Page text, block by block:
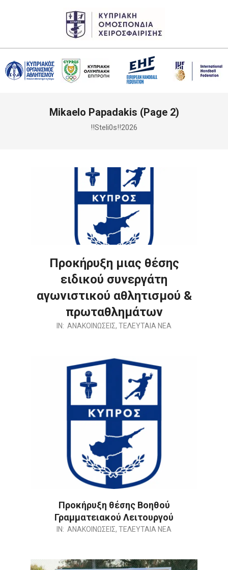
CHF
Mikaelo Papadakis (Page 2)
!!Steli0s!!2026
Προκήρυξη μιας θέσης
ειδικού συνεργάτη
αγωνιστικού αθλητισμού &
πρωταθλημάτων
IN: ΑΝΑΚΟΙΝΩΣΕΙΣ, ΤΕΛΕΥΤΑΙΑ ΝΕΑ
Προκήρυξη θέσης Βοηθού
Γραμματειακού Λειτουργού
IN: ΑΝΑΚΟΙΝΩΣΕΙΣ, ΤΕΛΕΥΤΑΙΑ ΝΕΑ